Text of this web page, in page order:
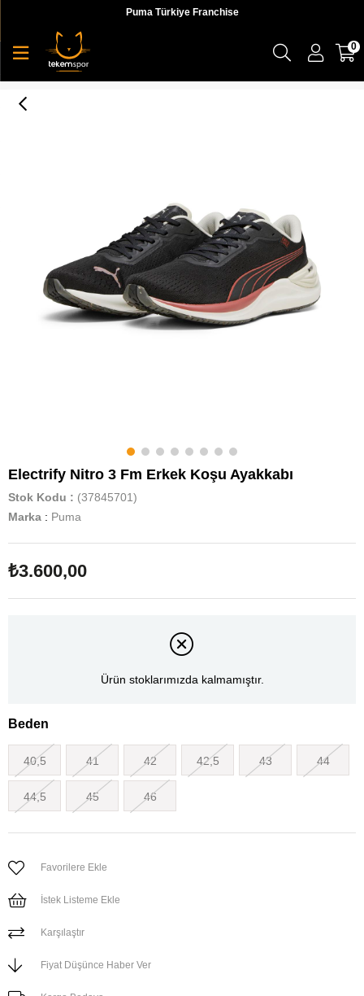
Puma Türkiye Franchise
0
Electrify Nitro 3 Fm Erkek Koşu Ayakkabı
Stok Kodu
(37845701)
Marka : Puma
₺3.600,00
Ürün stoklarımızda kalmamıştır.
Beden
40,5 41 42 42,5 43 44
44,5 45 46
Favorilere Ekle
İstek Listeme Ekle
Karşılaştır
Fiyat Düşünce Haber Ver